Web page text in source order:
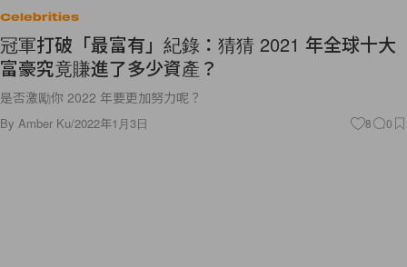
Celebrities
冠軍打破「最富有」紀錄：猜猜 2021 年全球十大
富豪究竟賺進了多少資產？
是否激勵你 2022 年要更加努力呢？
By Amber Ku/2022年1月3日 8 0